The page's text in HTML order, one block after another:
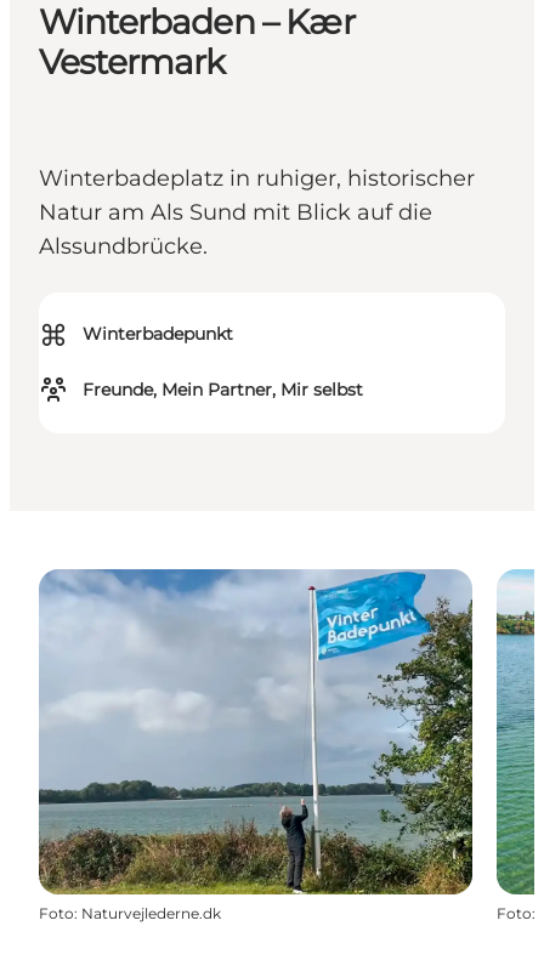
Winterbaden – Kær
Vestermark
Winterbadeplatz in ruhiger, historischer
Natur am Als Sund mit Blick auf die
Alssundbrücke.
⌘ Winterbadepunkt
Freunde, Mein Partner, Mir selbst
Foto: Naturvejlederne.dk Foto: